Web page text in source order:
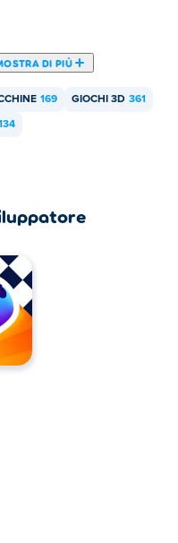
DI PIÙ
169 GIOCHI 3D 361